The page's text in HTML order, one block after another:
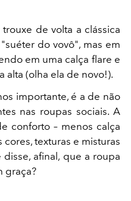
de volta a clássica
do vovô", mas em
em uma calça flare e
alta (olha ela de novo!).
importante, é a de não
nas roupas sociais. A
conforto – menos calça
texturas e misturas
afinal, que a roupa
graça?